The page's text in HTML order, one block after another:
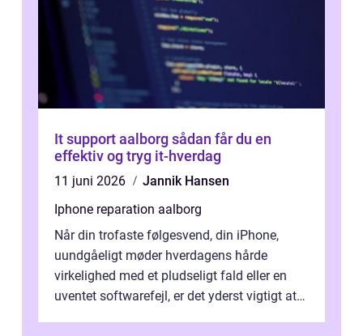
It support aalborg sådan får du en
effektiv og tryg it-hverdag
11 juni 2026
Jannik Hansen
Iphone reparation aalborg
Når din trofaste følgesvend, din iPhone,
uundgåeligt møder hverdagens hårde
virkelighed med et pludseligt fald eller en
uventet softwarefejl, er det yderst vigtigt at